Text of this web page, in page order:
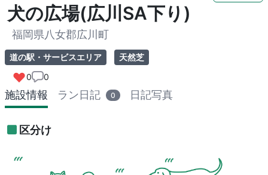
犬の広場(広川SA下り)
福岡県八女郡広川町
道の駅・サービスエリア
天然芝
0
0
施設情報 ラン日記 0 日記写真
区分け